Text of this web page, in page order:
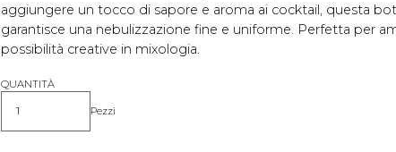
aggiungere un tocco di sapore e aroma ai cocktail, questa
garantisce una nebulizzazione fine e uniforme. Perfetta per
possibilità creative in mixologia.
QUANTITÀ
Quantità Pezzi